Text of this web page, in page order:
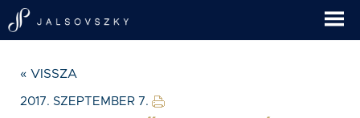
« VISSZA
2017. SZEPTEMBER 7.